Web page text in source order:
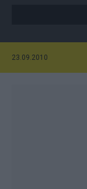
23.09.2010